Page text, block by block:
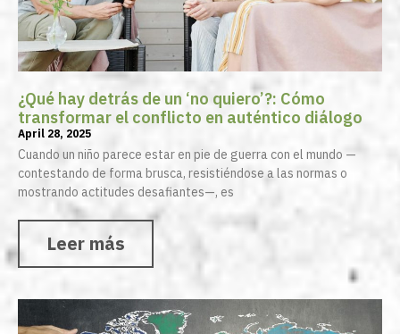
¿Qué hay detrás de un ‘no quiero’?: Cómo
transformar el conflicto en auténtico diálogo
April 28, 2025
Cuando un niño parece estar en pie de guerra con el mundo —
contestando de forma brusca, resistiéndose a las normas o
mostrando actitudes desafiantes—, es
Leer más